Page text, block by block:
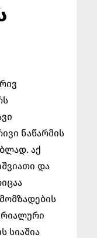
ნაწარმის
აქ
და
სიაშია